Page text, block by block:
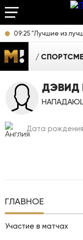
09:25 "Лучшие из
ДЭВИД
Дата
ГЛАВНОЕ
Участие в матчах